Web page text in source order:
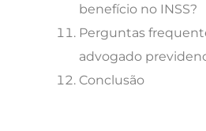
benefício no INSS?
Perguntas
advogado
Conclusão